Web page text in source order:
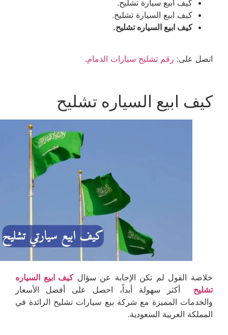
كيف ابيع سيارة تشليح.
كيف ابيع السيارة تشليح.
كيف ابيع السياره تشليح.
اتصل على:رقم تشليح سيارات الدمام.
كيف ابيع السياره تشليح
خلاصة القول لم تكن الإجابة عن سؤالكيف ابيع السياره
تشليحأكثر سهولة أبداً، احصل على أفضل الأسعار
والخدمات المميزة مع شركة بيع سيارات تشليح الرائدة في
المملكة العربية السعودية.